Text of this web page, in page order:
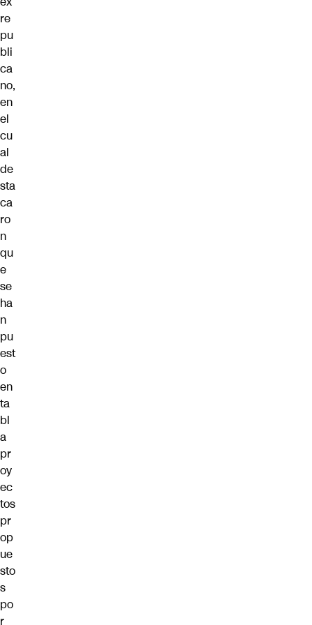
re
pu
bli
ca
no,
en
el
cu
al
de
sta
ca
ro
n
qu
e
se
ha
n
pu
est
o
en
ta
bl
a
pr
oy
ec
tos
pr
op
ue
sto
s
po
r